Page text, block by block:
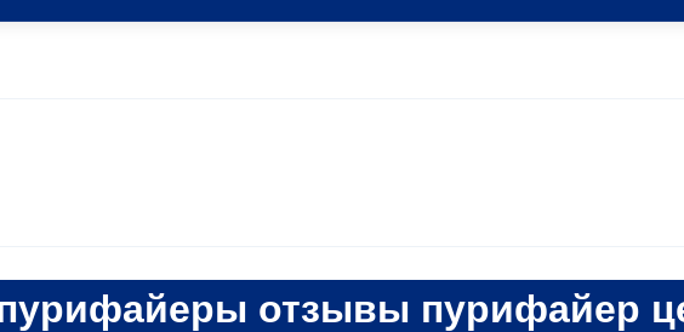
отзывы пурифайер